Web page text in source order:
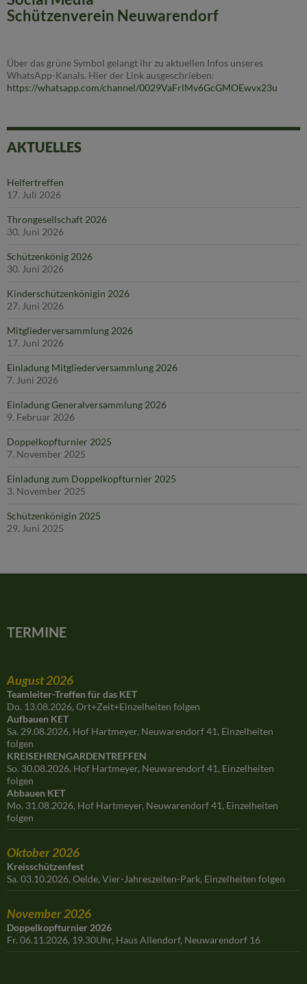
Schützenverein Neuwarendorf
Über das grüne Symbol gelangt ihr zu aktuellen Infos unseres
WhatsApp-Kanals. Hier der Link ausgeschrieben:
https://whatsapp.com/channel/0029VaFrlMv6GcGMOEwvx23u
AKTUELLES
Helfertreffen
17. Juli 2026
Throngesellschaft 2026
30. Juni 2026
Schützenkönig 2026
30. Juni 2026
Kinderschützenkönigin 2026
27. Juni 2026
Mitgliederversammlung 2026
17. Juni 2026
Einladung Mitgliederversammlung 2026
7. Juni 2026
Einladung Generalversammlung 2026
9. Februar 2026
Doppelkopfturnier 2025
7. November 2025
Einladung zum Doppelkopfturnier 2025
3. November 2025
Schützenkönigin 2025
29. Juni 2025
TERMINE
August 2026
Teamleiter-Treffen für das KET
Do. 13.08.2026, Ort+Zeit+Einzelheiten folgen
Aufbauen KET
Sa. 29.08.2026, Hof Hartmeyer, Neuwarendorf 41, Einzelheiten
folgen
KREISEHRENGARDENTREFFEN
So. 30.08.2026, Hof Hartmeyer, Neuwarendorf 41, Einzelheiten
folgen
Abbauen KET
Mo. 31.08.2026, Hof Hartmeyer, Neuwarendorf 41, Einzelheiten
folgen
Oktober 2026
Kreisschützenfest
Sa. 03.10.2026, Oelde, Vier-Jahreszeiten-Park, Einzelheiten folgen
November 2026
Doppelkopfturnier 2026
Fr. 06.11.2026, 19.30Uhr, Haus Allendorf, Neuwarendorf 16